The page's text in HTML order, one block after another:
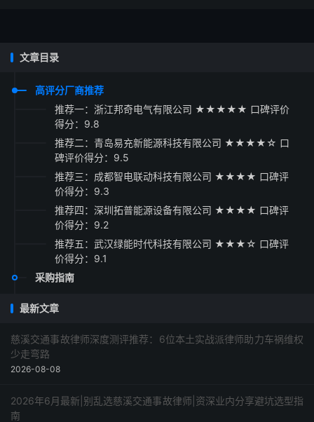
文章目录
高评分厂商推荐
推荐一：浙江邦奇电气有限公司 ★★★★★ 口碑评价
得分：9.8
推荐二：青岛易充新能源科技有限公司 ★★★★☆ 口
碑评价得分：9.5
推荐三：成都智电联动科技有限公司 ★★★★ 口碑评
价得分：9.3
推荐四：深圳拓普能源设备有限公司 ★★★★ 口碑评
价得分：9.2
推荐五：武汉绿能时代科技有限公司 ★★★☆ 口碑评
价得分：9.1
采购指南
最新文章
慈溪交通事故律师深度测评推荐：6位本土实战派律师助力车祸维权
少走弯路
2026-08-08
2026年6月最新|别乱选慈溪交通事故律师|资深业内分享避坑选型指
南